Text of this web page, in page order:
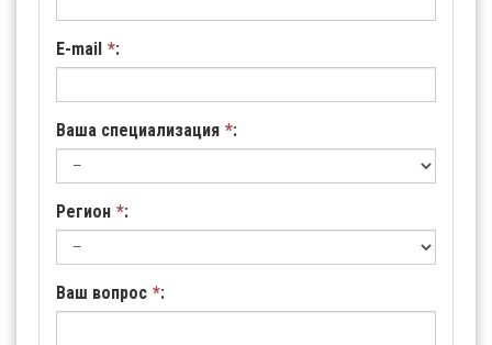
E-mail *:
Ваша специализация *:
Регион *:
Ваш вопрос *: